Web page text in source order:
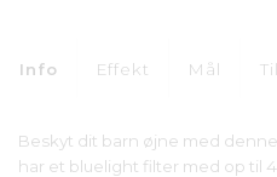
Info Effekt Mål
Beskyt dit barn øjne med
har et bluelight filter med op til